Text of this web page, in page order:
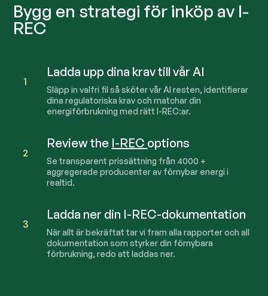
Bygg en strategi för inköp av I-
REC
1
Ladda upp dina krav till vår AI
Släpp in valfri fil så sköter vår AI resten, identifierar
dina regulatoriska krav och matchar din
energiförbrukning med rätt I-REC:ar.
2
Review the I-REC options
Se transparent prissättning från 4000 +
aggregerade producenter av förnybar energi i
realtid.
3
Ladda ner din I-REC-dokumentation
När allt är bekräftat tar vi fram alla rapporter och all
dokumentation som styrker din förnybara
förbrukning, redo att laddas ner.